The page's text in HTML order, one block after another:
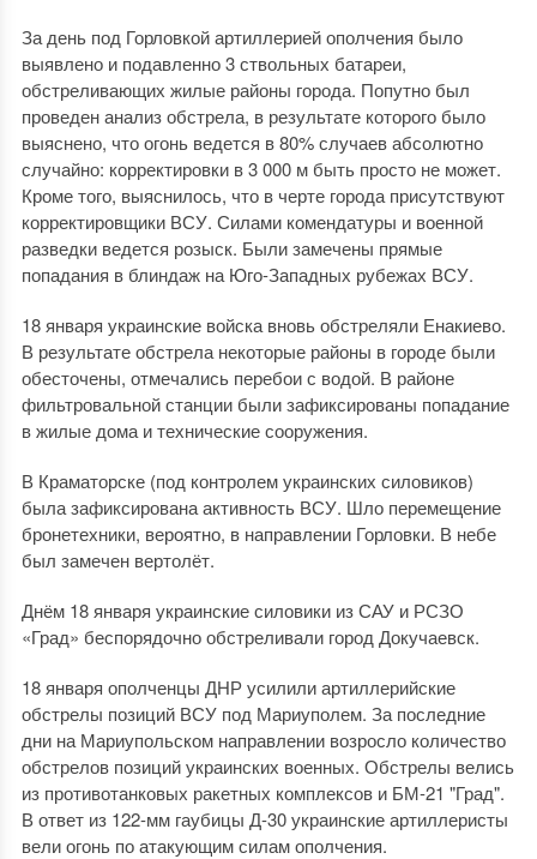
За день под Горловкой артиллерией ополчения было
выявлено и подавленно 3 ствольных батареи,
обстреливающих жилые районы города. Попутно был
проведен анализ обстрела, в результате которого было
выяснено, что огонь ведется в 80% случаев абсолютно
случайно: корректировки в 3 000 м быть просто не может.
Кроме того, выяснилось, что в черте города присутствуют
корректировщики ВСУ. Силами комендатуры и военной
разведки ведется розыск. Были замечены прямые
попадания в блиндаж на Юго-Западных рубежах ВСУ.
18 января украинские войска вновь обстреляли Енакиево.
В результате обстрела некоторые районы в городе были
обесточены, отмечались перебои с водой. В районе
фильтровальной станции были зафиксированы попадание
в жилые дома и технические сооружения.
В Краматорске (под контролем украинских силовиков)
была зафиксирована активность ВСУ. Шло перемещение
бронетехники, вероятно, в направлении Горловки. В небе
был замечен вертолёт.
Днём 18 января украинские силовики из САУ и РСЗО
«Град» беспорядочно обстреливали город Докучаевск.
18 января ополченцы ДНР усилили артиллерийские
обстрелы позиций ВСУ под Мариуполем. За последние
дни на Мариупольском направлении возросло количество
обстрелов позиций украинских военных. Обстрелы велись
из противотанковых ракетных комплексов и БМ-21 "Град".
В ответ из 122-мм гаубицы Д-30 украинские артиллеристы
вели огонь по атакующим силам ополчения.